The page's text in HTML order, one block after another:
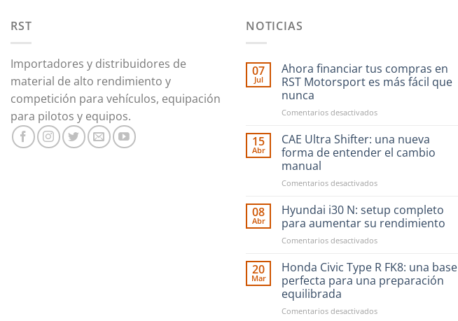
RST
Importadores y distribuidores de
material de alto rendimiento y
competición para vehículos, equipación
para pilotos y equipos.
NOTICIAS
07
Jul
Ahora financiar tus compras en
RST Motorsport es más fácil que
nunca
Comentarios desactivadosen
financiar
compras
RST
es
más
fácil
que
15
Abr
CAE Ultra Shifter: una nueva
forma de entender el cambio
manual
Comentarios desactivadosen
Ultra
Shifter:
una
nueva
de
entender
el
manual
08
Abr
Hyundai i30 N: setup completo
para aumentar su rendimiento
Comentarios desactivadosen
i30
setup
para
20
Mar
Honda Civic Type R FK8: una base
perfecta para una preparación
equilibrada
Comentarios desactivadosen